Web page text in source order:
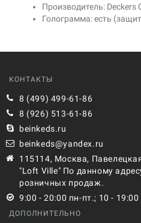
Производитель: Deckers
Голограмма: есть
КОНТАКТЫ
8 (499) 499-61-86
8 (926) 513-61-86
beinkeds.ru
beinkeds@yandex.ru
115114, Москва,
"Loft Ville" По данному
розничных продаж.
9:00 - 20:00 пн-пт.; 10 - 19:00
ДОПОЛНИТЕЛЬНО